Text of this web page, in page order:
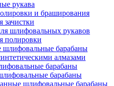
рукава
и браширования
зачистки
шлифовальных рукавов
полировки
шлифовальные барабаны
алмазами
барабаны
барабаны
шлифовальные барабаны